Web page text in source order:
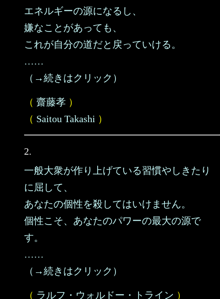
エネルギーの源になるし、
嫌なことがあっても、
これが自分の道だと戻っていける。
……
（→続きはクリック）
（ 齋藤孝 ）
（ Saitou Takashi ）
2.
一般大衆が作り上げている習慣やしきたり
に屈して、
あなたの個性を殺してはいけません。
個性こそ、あなたのパワーの最大の源で
す。
……
（→続きはクリック）
（ ラルフ・ウォルドー・トライン ）